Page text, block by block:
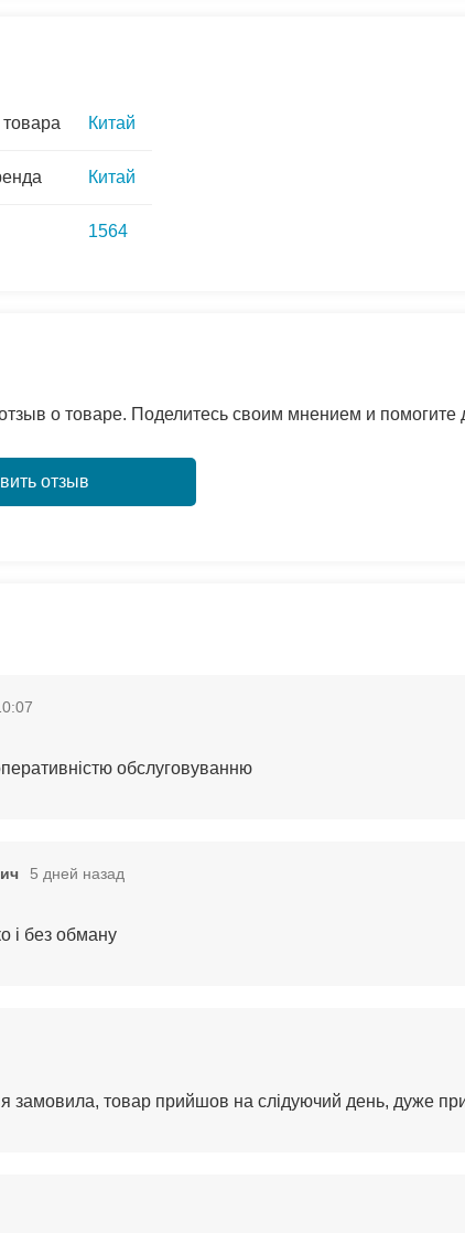
Китай
Китай
1564
о товаре. Поделитесь своим мнением и помогите
отзыв
обслуговуванню
5 дней назад
і без обману
я замовила, товар прийшов на слідуючий день, дуже